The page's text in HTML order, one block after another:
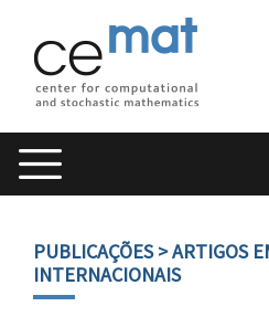
PUBLICAÇÕES> ARTIGOS
INTERNACIONAIS